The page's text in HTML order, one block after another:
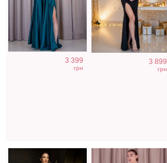
3 399
грн
3 899
грн
Вечернее
нарядное
Атласное
длинное платье
на бретелях в